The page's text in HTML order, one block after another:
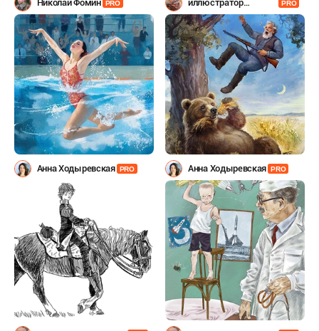
Николай Фомин PRO
иллюстратор
Шевченко
PRO
Анна Ходыревская PRO Анна Ходыревская PRO